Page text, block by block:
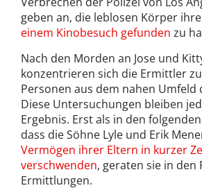
geben an, die leblosen Körper
einem Kinobesuch gefunden zu
Nach den Morden an Jose und
konzentrieren sich die Ermittler
Personen aus dem nahen Umfeld
Diese Untersuchungen bleiben
Ergebnis. Erst als in den
dass die Söhne Lyle und Erik
Vermögen ihrer Eltern in kurzer
verschwenden, geraten sie in den
Ermittlungen.